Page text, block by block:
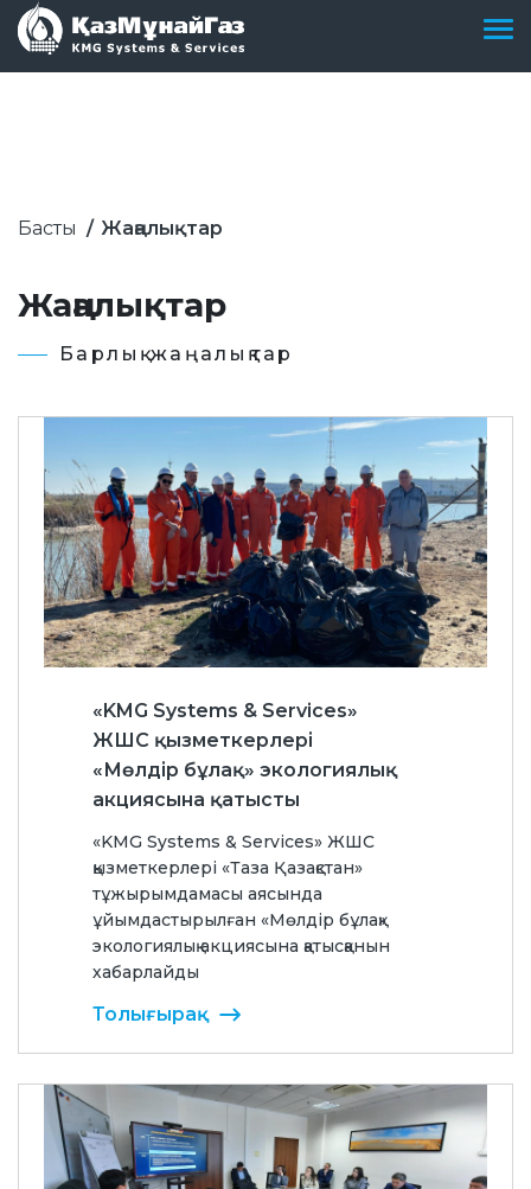
Басты Жаңалықтар
Жаңалықтар
Барлық жаңалықтар
«KMG Systems & Services»
ЖШС қызметкерлері
«Мөлдір бұлақ» экологиялық
акциясына қатысты
«KMG Systems & Services» ЖШС
қызметкерлері «Таза Қазақстан»
тұжырымдамасы аясында
ұйымдастырылған «Мөлдір бұлақ»
экологиялық акциясына қатысқанын
хабарлайды
Толығырақ